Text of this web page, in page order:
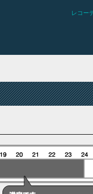
レコー